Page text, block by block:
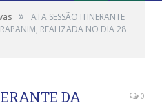
»
ATA SESSÃO ITINERANTE
REALIZADA NO DIA 28
DA
0